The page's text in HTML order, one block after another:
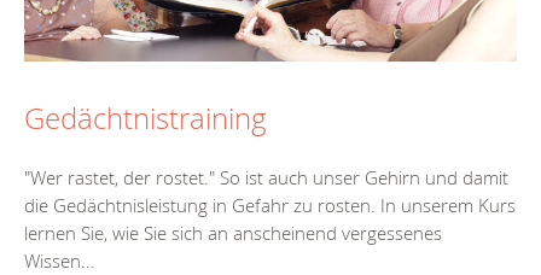
Gedächtnistraining
"Wer rastet, der rostet." So ist auch unser Gehirn und damit
die Gedächtnisleistung in Gefahr zu rosten. In unserem Kurs
lernen Sie, wie Sie sich an anscheinend vergessenes
Wissen...